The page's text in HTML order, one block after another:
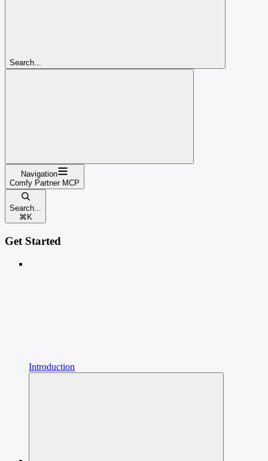
Search...
Navigation
Comfy Partner MCP
Search...
⌘ K
Get Started
Introduction